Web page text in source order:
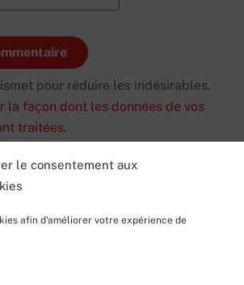
le consentement aux
afin d'améliorer votre expérience de
pour réduire les indésirables.
la façon dont les données de vos
traitées.